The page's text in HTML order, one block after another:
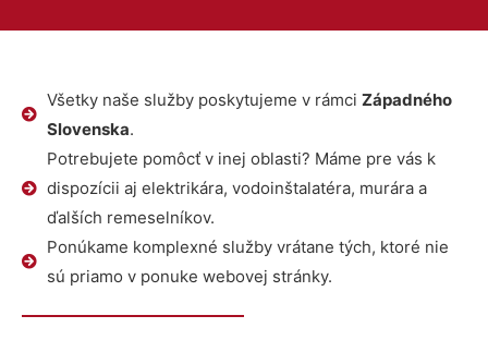
Všetky naše služby poskytujeme v rámci Západného
Slovenska.
Potrebujete pomôcť v inej oblasti? Máme pre vás k
dispozícii aj elektrikára, vodoinštalatéra, murára a
ďalších remeselníkov.
Ponúkame komplexné služby vrátane tých, ktoré nie
sú priamo v ponuke webovej stránky.